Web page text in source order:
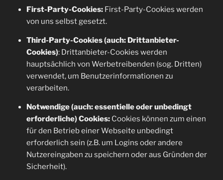
First-Party-Cookies:First-Party-Cookies werden
von uns selbst gesetzt.
Third-Party-Cookies (auch: Drittanbieter-
Cookies): Drittanbieter-Cookies werden
hauptsächlich von Werbetreibenden (sog. Dritten)
verwendet, um Benutzerinformationen zu
verarbeiten.
Notwendige (auch: essentielle oder unbedingt
erforderliche) Cookies:Cookies können zum einen
für den Betrieb einer Webseite unbedingt
erforderlich sein (z.B. um Logins oder andere
Nutzereingaben zu speichern oder aus Gründen der
Sicherheit).